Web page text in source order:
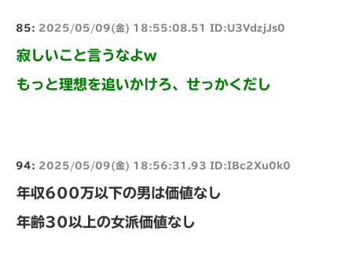
85: 2025/05/09(金) 18:55:08.51 ID:U3VdzjJs0
寂しいこと言うなよw
もっと理想を追いかけろ、せっかくだし
94: 2025/05/09(金) 18:56:31.93 ID:IBc2Xu0k0
年収600万以下の男は価値なし
年齢30以上の女派価値なし